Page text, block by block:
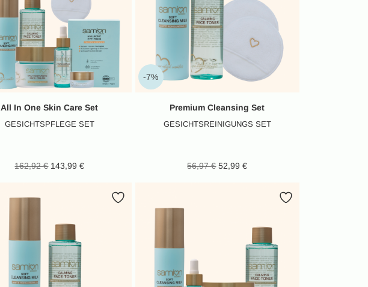
All In One Skin Care Set
GESICHTSPFLEGE SET
162,92€ Ursprünglicher Preis
143,99€
143,99 €.
-7%
Premium Cleansing Set
GESICHTSREINIGUNGS SET
56,97€ Ursprünglicher Preis
52,99€
52,99 €.